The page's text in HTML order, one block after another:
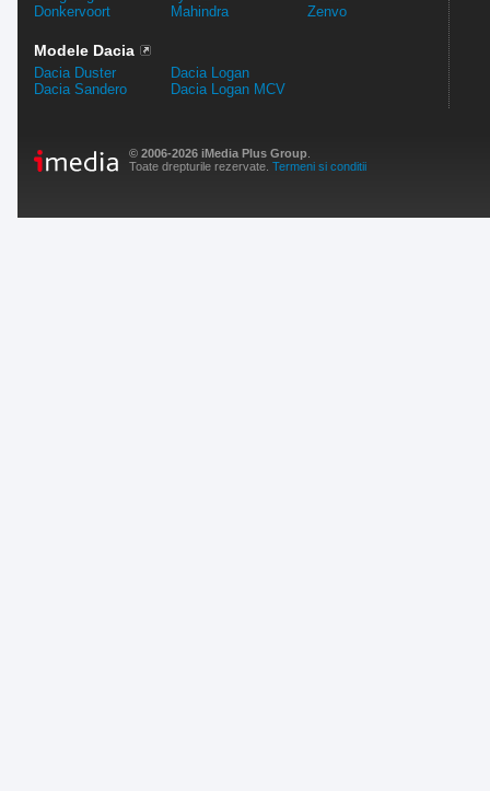
Donkervoort
Mahindra
Zenvo
Modele Dacia
Dacia Duster
Dacia Sandero
Dacia Logan
Dacia Logan MCV
© 2006-2026 iMedia Plus Group
Toate drepturile rezervate. Termeni si conditii